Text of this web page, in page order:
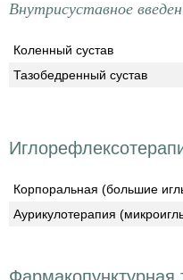
Внутрисуставное
Коленный сустав
Тазобедренный сустав
Корпоральная (большие
Аурикулотерапия